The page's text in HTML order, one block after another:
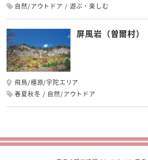
自然/アウトドア
遊ぶ・楽しむ
屏風岩（曽爾村）
飛鳥/橿原/宇陀エリア
春夏秋冬
自然/アウトドア